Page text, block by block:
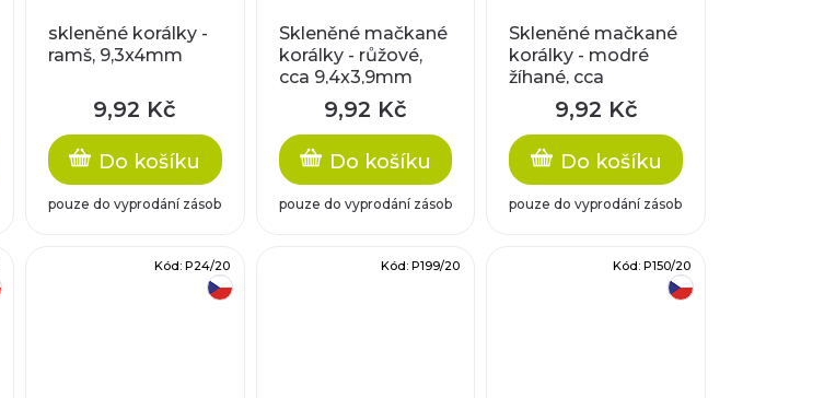
skleněné korálky -
ramš, 9,3x4mm
9,92 Kč
Do košíku
pouze do vyprodání zásob
Skleněné mačkané
korálky - růžové,
cca 9,4x3,9mm
9,92 Kč
Do košíku
pouze do vyprodání zásob
Skleněné mačkané
korálky - modré
žíhané, cca
11,3x8,3x5,6mm
9,92 Kč
Do košíku
pouze do vyprodání zásob
Kód: P24/20 Kód:P199/20 Kód: P150/20